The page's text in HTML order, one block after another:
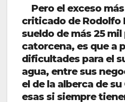
Pero el exceso
criticado de Rodolfo
sueldo de más 25 mil
catorcena, es que a
dificultades para el
agua, entre sus
el de la alberca de
esas si siempre